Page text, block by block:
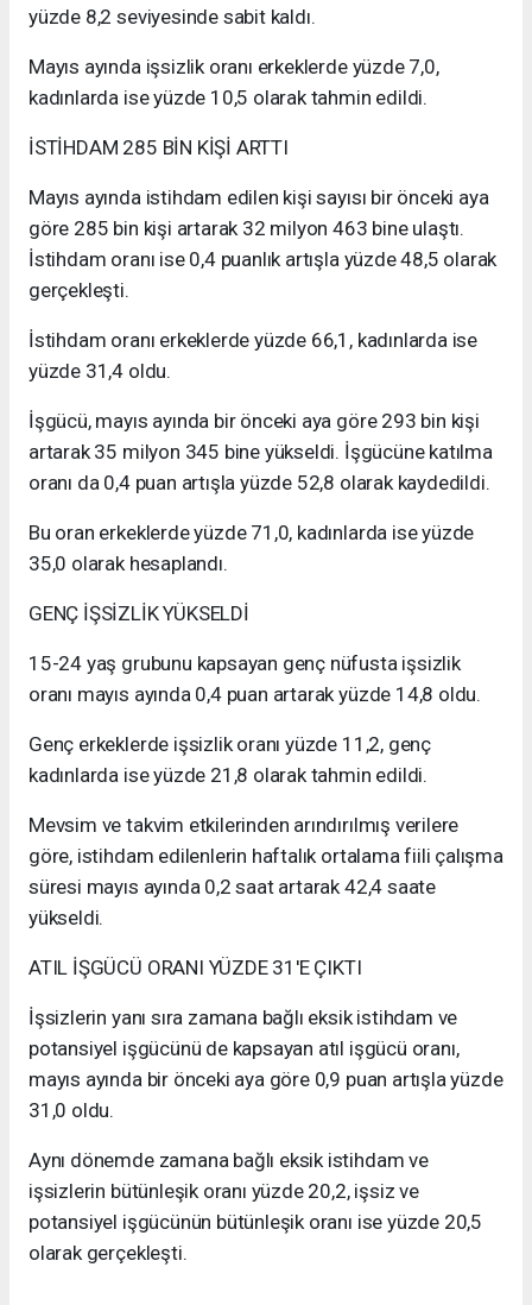
yüzde 8,2 seviyesinde sabit kaldı.
Mayıs ayında işsizlik oranı erkeklerde yüzde 7,0,
kadınlarda ise yüzde 10,5 olarak tahmin edildi.
İSTİHDAM 285 BİN KİŞİ ARTTI
Mayıs ayında istihdam edilen kişi sayısı bir önceki aya
göre 285 bin kişi artarak 32 milyon 463 bine ulaştı.
İstihdam oranı ise 0,4 puanlık artışla yüzde 48,5 olarak
gerçekleşti.
İstihdam oranı erkeklerde yüzde 66,1, kadınlarda ise
yüzde 31,4 oldu.
İşgücü, mayıs ayında bir önceki aya göre 293 bin kişi
artarak 35 milyon 345 bine yükseldi. İşgücüne katılma
oranı da 0,4 puan artışla yüzde 52,8 olarak kaydedildi.
Bu oran erkeklerde yüzde 71,0, kadınlarda ise yüzde
35,0 olarak hesaplandı.
GENÇ İŞSİZLİK YÜKSELDİ
15-24 yaş grubunu kapsayan genç nüfusta işsizlik
oranı mayıs ayında 0,4 puan artarak yüzde 14,8 oldu.
Genç erkeklerde işsizlik oranı yüzde 11,2, genç
kadınlarda ise yüzde 21,8 olarak tahmin edildi.
Mevsim ve takvim etkilerinden arındırılmış verilere
göre, istihdam edilenlerin haftalık ortalama fiili çalışma
süresi mayıs ayında 0,2 saat artarak 42,4 saate
yükseldi.
ATIL İŞGÜCÜ ORANI YÜZDE 31'E ÇIKTI
İşsizlerin yanı sıra zamana bağlı eksik istihdam ve
potansiyel işgücünü de kapsayan atıl işgücü oranı,
mayıs ayında bir önceki aya göre 0,9 puan artışla yüzde
31,0 oldu.
Aynı dönemde zamana bağlı eksik istihdam ve
işsizlerin bütünleşik oranı yüzde 20,2, işsiz ve
potansiyel işgücünün bütünleşik oranı ise yüzde 20,5
olarak gerçekleşti.